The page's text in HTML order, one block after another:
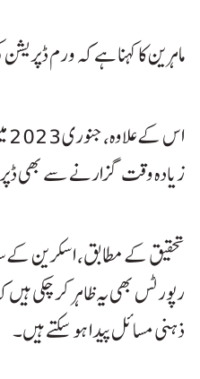
ماہرین کا کہنا ہے کہ ورم
زیادہ وقت گزارنے سے بھی
رپورٹس بھی یہ ظاہر کر چکی
ذہنی مسائل پیدا ہو سکتے ہیں۔